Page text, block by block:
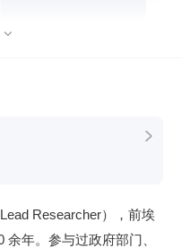
大量用例，夯实你对这些
际场景中。你将学会如
入式存储，连接数据


Researcher），前埃
年。参与过政府部门、